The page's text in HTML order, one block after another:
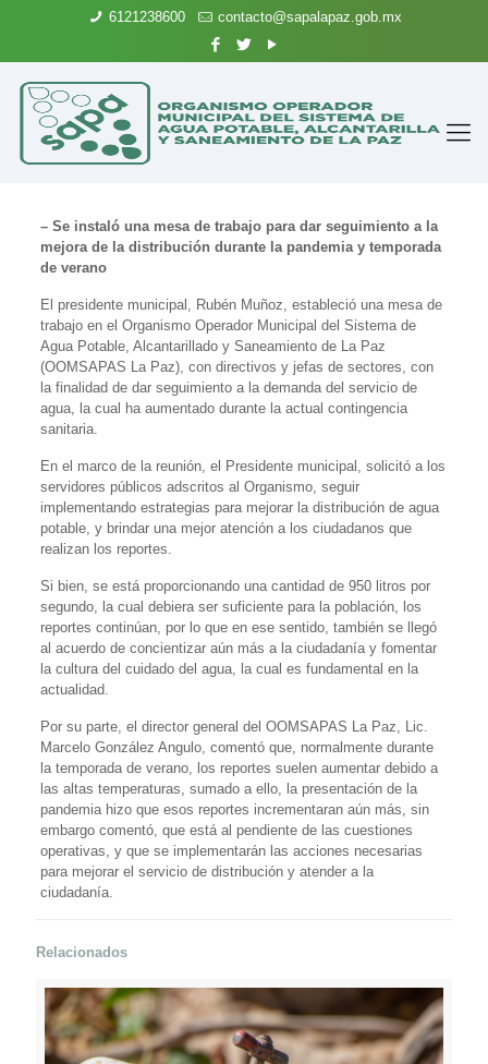
6121238600 contacto@sapalapaz.gob.mx
– Se instaló una mesa de trabajo para dar seguimiento a la
mejora de la distribución durante la pandemia y temporada
de verano
El presidente municipal, Rubén Muñoz, estableció una mesa de
trabajo en el Organismo Operador Municipal del Sistema de
Agua Potable, Alcantarillado y Saneamiento de La Paz
(OOMSAPAS La Paz), con directivos y jefas de sectores, con
la finalidad de dar seguimiento a la demanda del servicio de
agua, la cual ha aumentado durante la actual contingencia
sanitaria.
En el marco de la reunión, el Presidente municipal, solicitó a los
servidores públicos adscritos al Organismo, seguir
implementando estrategias para mejorar la distribución de agua
potable, y brindar una mejor atención a los ciudadanos que
realizan los reportes.
Si bien, se está proporcionando una cantidad de 950 litros por
segundo, la cual debiera ser suficiente para la población, los
reportes continúan, por lo que en ese sentido, también se llegó
al acuerdo de concientizar aún más a la ciudadanía y fomentar
la cultura del cuidado del agua, la cual es fundamental en la
actualidad.
Por su parte, el director general del OOMSAPAS La Paz, Lic.
Marcelo González Angulo, comentó que, normalmente durante
la temporada de verano, los reportes suelen aumentar debido a
las altas temperaturas, sumado a ello, la presentación de la
pandemia hizo que esos reportes incrementaran aún más, sin
embargo comentó, que está al pendiente de las cuestiones
operativas, y que se implementarán las acciones necesarias
para mejorar el servicio de distribución y atender a la
ciudadanía.
Relacionados